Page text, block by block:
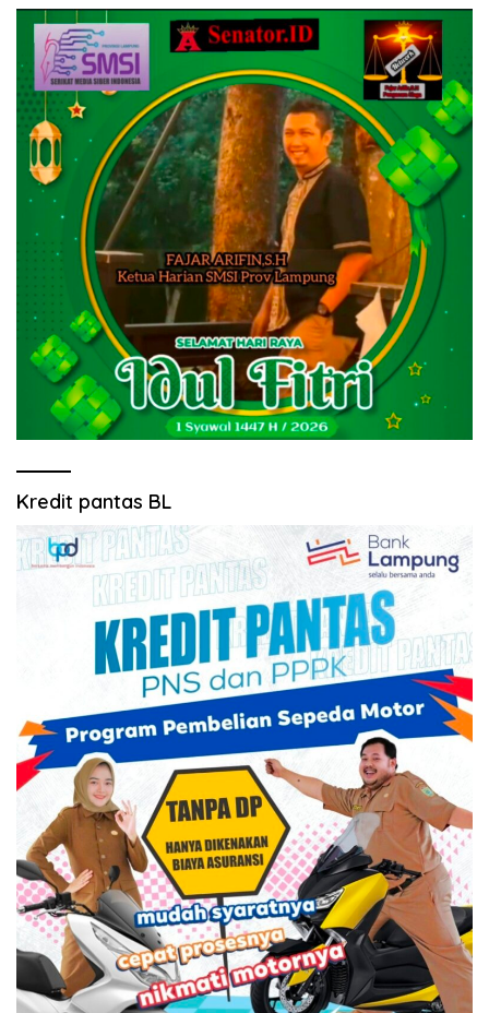
Kredit pantas BL